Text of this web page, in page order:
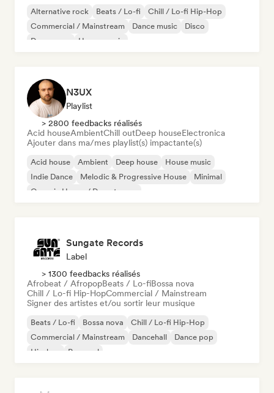
Alternative rock Beats / Lo-fi
Chill / Lo-fi Hip-Hop
Commercial / Mainstream
Dance music
Disco
Dream pop
House music
N3UX
Playlist
> 2800 feedbacks réalisés
Acid houseAmbientChill outDeep houseElectronica
Ajouter dans ma/mes playlist(s) impactante(s)
Acid house Ambient Deep house
House music
Indie Dance
Melodic & Progressive House
Minimal
Organic House / Downtempo
Sungate Records
Label
> 1300 feedbacks réalisés
Afrobeat / AfropopBeats / Lo-fiBossa nova
Chill / Lo-fi Hip-HopCommercial / Mainstream
Signer des artistes et/ou sortir leur musique
Beats / Lo-fi Bossa nova
Chill / Lo-fi Hip-Hop
Commercial / Mainstream
Dancehall
Dance pop
Hip-hop
Pop soul